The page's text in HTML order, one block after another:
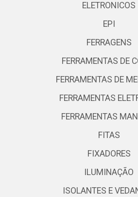
ELETRONICOS
EPI
FERRAGENS
FERRAMENTAS DE
FERRAMENTAS DE
FERRAMENTAS
FERRAMENTAS
FITAS
FIXADORES
ILUMINAÇÃO
ISOLANTES E